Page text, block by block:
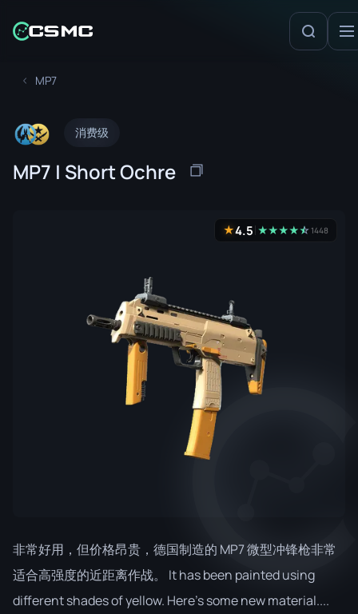
MP7
消费级
MP7 | Short Ochre
★4.5 ★★★★★
☆ 1448
非常好用，但价格昂贵，德国制造的 MP7 微型冲锋枪非常
适合高强度的近距离作战。 It has been painted using
different shades of yellow. Here's some new material....